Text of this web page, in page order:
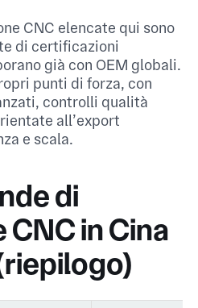
CNC elencate qui sono
di certificazioni
già con OEM globali.
punti di forza, con
controlli qualità
all’export
e scala.​
di
in Cina